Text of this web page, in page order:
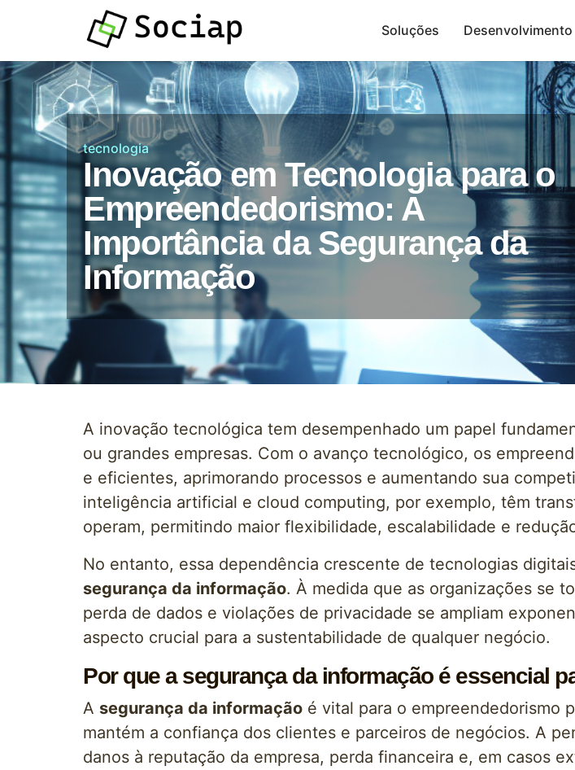
Soluções
Atendimento por
Whatsapp
Presença Digital
Desenvolvimento
tecnologia
Inovação em Tecnologia para o
Empreendedorismo: A
Importância da Segurança da
Informação
A inovação tecnológica tem desempenhado um papel
ou grandes empresas. Com o avanço tecnológico, os
e eficientes, aprimorando processos e aumentando sua
inteligência artificial e cloud computing, por exemplo, têm
operam, permitindo maior flexibilidade, escalabilidade e
No entanto, essa dependência crescente de tecnologias
segurança da informação. À medida que as organizações se
perda de dados e violações de privacidade se ampliam
aspecto crucial para a sustentabilidade de qualquer negócio.
Por que a segurança da informação é essencial
A segurança da informação é vital para o empreendedorismo
mantém a confiança dos clientes e parceiros de negócios. A
danos à reputação da empresa, perda financeira e, em casos